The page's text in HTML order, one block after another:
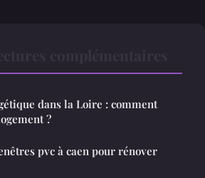
dans la Loire : comment
?
pvc à caen pour rénover